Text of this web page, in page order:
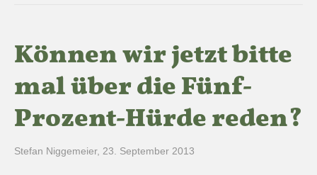
Können wir jetzt bitte
mal über die Fünf-
Prozent-Hürde reden?
Stefan Niggemeier, 23. September 2013